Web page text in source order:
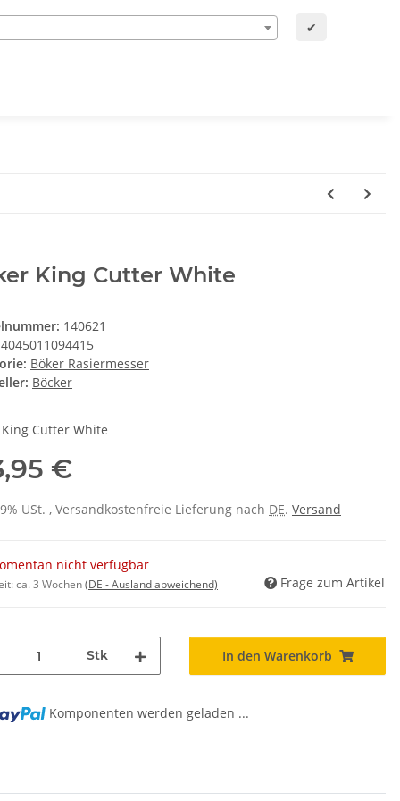
✔
King Cutter White
140621
4045011094415
Böker Rasiermesser
Böcker
Cutter White
€
USt. , Versandkostenfreie Lieferung nach DE. Versand
nicht verfügbar
ca. 3 Wochen(DE - Ausland abweichend) Frage zum Artikel
Stk In den Warenkorb
Komponenten werden geladen ...